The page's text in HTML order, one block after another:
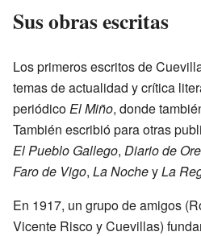
Sus obras escritas
Los primeros escritos de
temas de actualidad y crítica
periódicoEl Miño, donde
También escribió para otras
El Pueblo Gallego, Diario de
Faro de Vigo, La NocheyLa
En 1917, un grupo de amigos
Vicente Risco y Cuevillas)